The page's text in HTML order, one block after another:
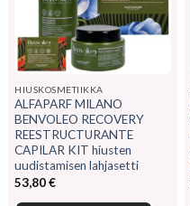
HIUSKOSMETIIKKA
ALFAPARF MILANO
BENVOLEO RECOVERY
REESTRUCTURANTE
CAPILAR KIT hiusten
uudistamisen lahjasetti
53,80€